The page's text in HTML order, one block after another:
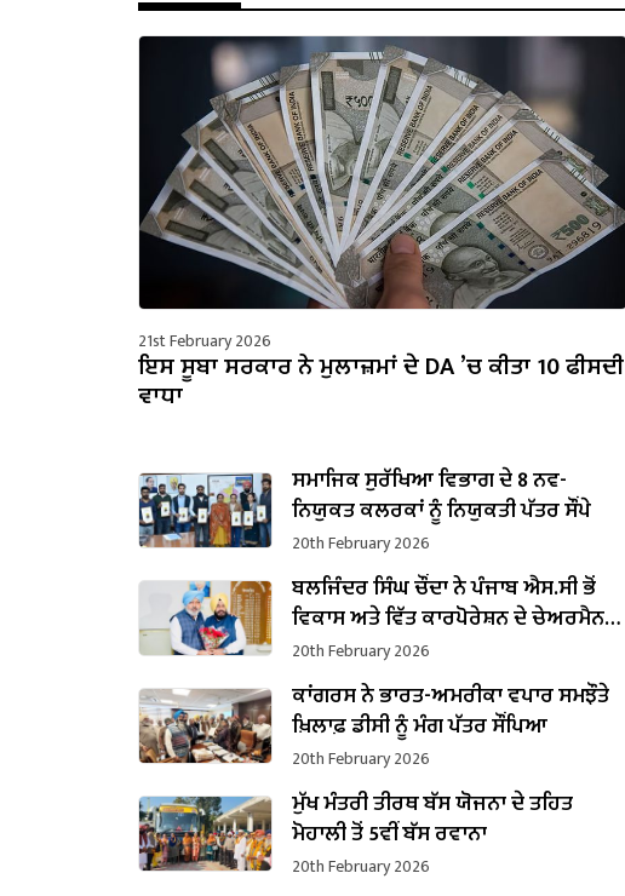
21st February 2026
ਇਸ ਸੂਬਾ ਸਰਕਾਰ ਨੇ ਮੁਲਾਜ਼ਮਾਂ ਦੇ DA ’ਚ ਕੀਤਾ 10 ਫੀਸਦੀ
ਵਾਧਾ
ਸਮਾਜਿਕ ਸੁਰੱਖਿਆ ਵਿਭਾਗ ਦੇ 8 ਨਵ-
ਨਿਯੁਕਤ ਕਲਰਕਾਂ ਨੂੰ ਨਿਯੁਕਤੀ ਪੱਤਰ ਸੌਂਪੇ
20th February 2026
ਬਲਜਿੰਦਰ ਸਿੰਘ ਚੌਂਦਾ ਨੇ ਪੰਜਾਬ ਐਸ.ਸੀ ਭੋਂ
ਵਿਕਾਸ ਅਤੇ ਵਿੱਤ ਕਾਰਪੋਰੇਸ਼ਨ ਦੇ ਚੇਅਰਮੈਨ
ਵਜੋਂ ਸੰਭਾਲਿਆ ਕਾਰਜਭਾਰ
20th February 2026
ਕਾਂਗਰਸ ਨੇ ਭਾਰਤ-ਅਮਰੀਕਾ ਵਪਾਰ ਸਮਝੌਤੇ
ਖ਼ਿਲਾਫ਼ ਡੀਸੀ ਨੂੰ ਮੰਗ ਪੱਤਰ ਸੌਂਪਿਆ
20th February 2026
ਮੁੱਖ ਮੰਤਰੀ ਤੀਰਥ ਬੱਸ ਯੋਜਨਾ ਦੇ ਤਹਿਤ
ਮੋਹਾਲੀ ਤੋਂ 5ਵੀਂ ਬੱਸ ਰਵਾਨਾ
20th February 2026